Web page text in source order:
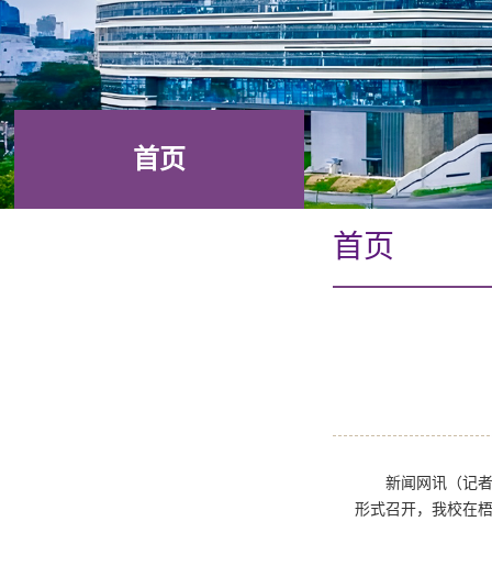
首页
首页
新闻网讯（记
形式召开，我校在